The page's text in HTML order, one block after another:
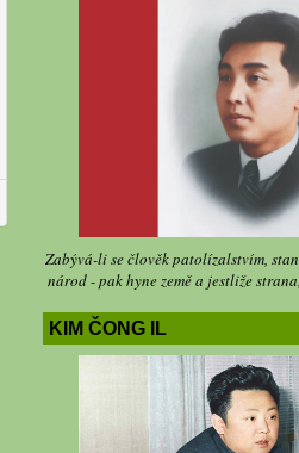
Zabývá-li se člověk patolízalstvím,
národ - pak hyne země a jestliže
KIM ČONG IL